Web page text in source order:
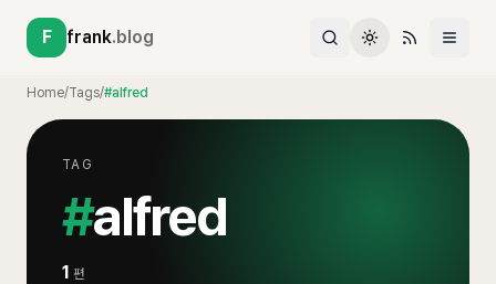
F frank.blog
Home/Tags/#alfred
TAG
#alfred
1 편